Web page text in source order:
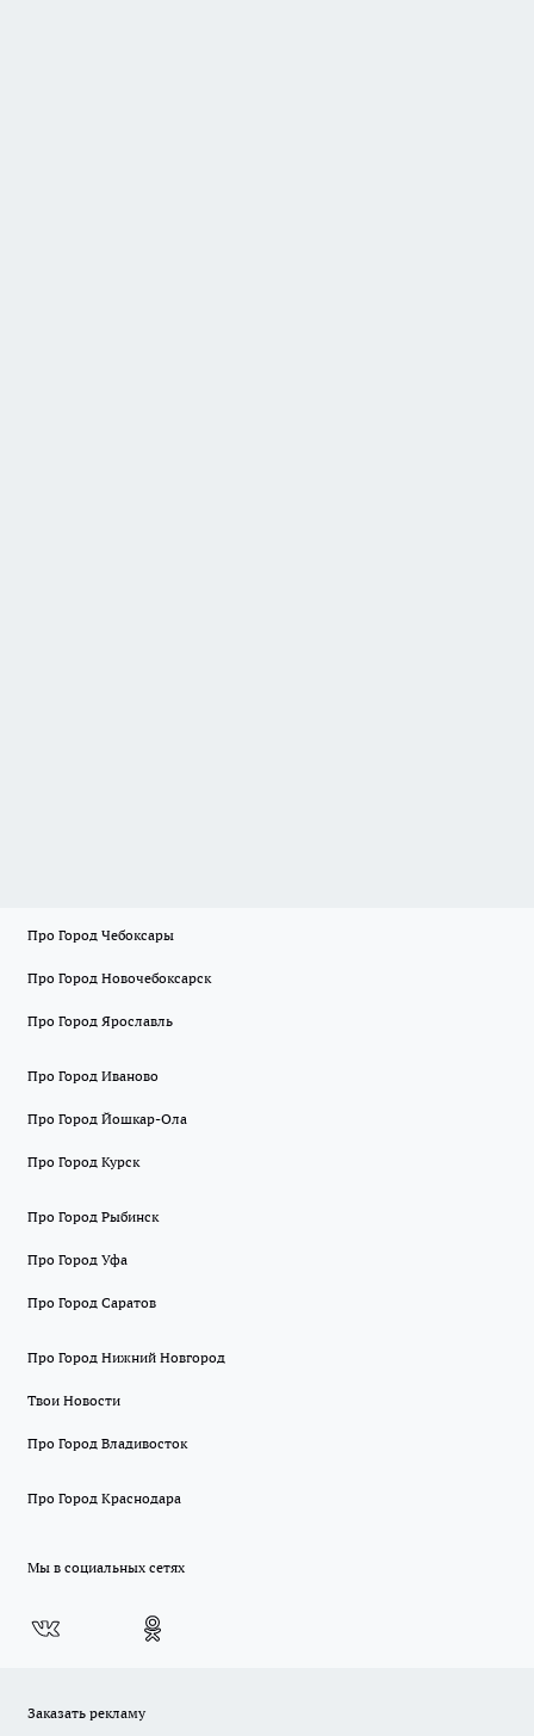
Про Город Чебоксары
Про Город Новочебоксарск
Про Город Ярославль
Про Город Иваново
Про Город Йошкар-Ола
Про Город Курск
Про Город Рыбинск
Про Город Уфа
Про Город Саратов
Про Город Нижний Новгород
Твои Новости
Про Город Владивосток
Про Город Краснодара
Мы в социальных сетях
Заказать рекламу